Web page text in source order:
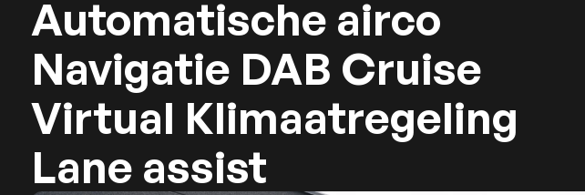
Automatische airco
Navigatie DAB Cruise
Virtual Klimaatregeling
Lane assist